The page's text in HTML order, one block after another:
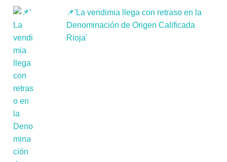
📌'La vendimia llega con retraso en la
Denominación de Origen Calificada
Rioja'